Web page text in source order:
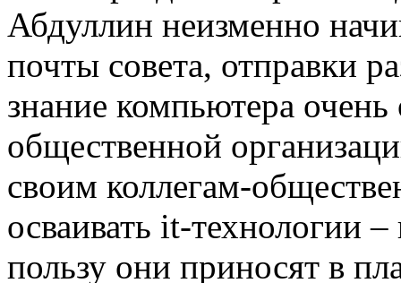
Абдуллин неизменно
почты совета, отправки
знание компьютера очень
общественной
своим коллегам-
осваивать it-технологии
пользу они приносят в